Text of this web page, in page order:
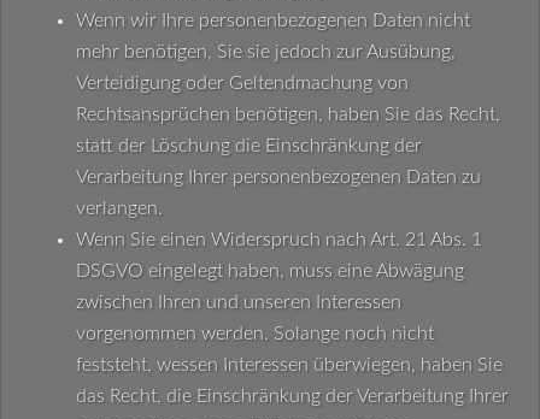
Wenn wir Ihre personenbezogenen Daten nicht
mehr benötigen, Sie sie jedoch zur Ausübung,
Verteidigung oder Geltendmachung von
Rechtsansprüchen benötigen, haben Sie das Recht,
statt der Löschung die Einschränkung der
Verarbeitung Ihrer personenbezogenen Daten zu
verlangen.
Wenn Sie einen Widerspruch nach Art. 21 Abs. 1
DSGVO eingelegt haben, muss eine Abwägung
zwischen Ihren und unseren Interessen
vorgenommen werden. Solange noch nicht
feststeht, wessen Interessen überwiegen, haben Sie
das Recht, die Einschränkung der Verarbeitung Ihrer